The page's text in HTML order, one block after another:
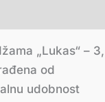
„Lukas“ – 3,
od
udobnost